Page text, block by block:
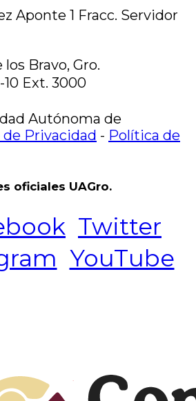
Aponte 1 Fracc. Servidor
Bravo, Gro.
10 Ext. 3000
Autónoma de
de Privacidad - Política de
oficiales UAGro.
Twitter
YouTube